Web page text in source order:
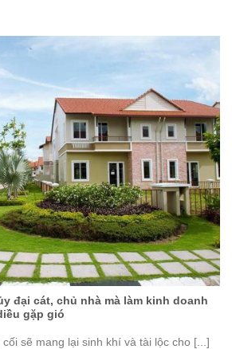
đại cát, chủ nhà mà làm kinh doanh
gặp gió
sẽ mang lại sinh khí và tài lộc cho [...]